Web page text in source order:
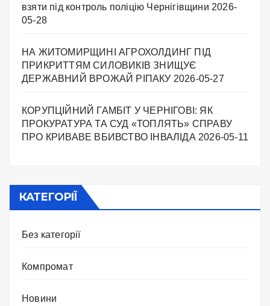
взяти під контроль поліцію Чернігівщини 2026-
05-28
НА ЖИТОМИРЩИНІ АГРОХОЛДИНГ ПІД
ПРИКРИТТЯМ СИЛОВИКІВ ЗНИЩУЄ
ДЕРЖАВНИЙ ВРОЖАЙ РІПАКУ ​ 2026-05-27
КОРУПЦІЙНИЙ ГАМБІТ У ЧЕРНІГОВІ: ЯК
ПРОКУРАТУРА ТА СУД «ТОПЛЯТЬ» СПРАВУ
ПРО КРИВАВЕ ВБИВСТВО ІНВАЛІДА 2026-05-11
КАТЕГОРІЇ
Без категорії
Компромат
Новини